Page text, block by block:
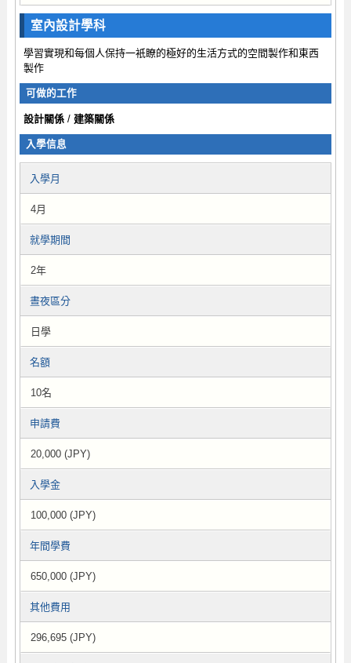
室內設計學科
學習實現和每個人保持一衹瞭的極好的生活方式的空間製作和東西
製作
可做的工作
設計關係/ 建築關係
入學信息
入學月
4月
就學期間
2年
晝夜區分
日學
名額
10名
申請費
20,000 (JPY)
入學金
100,000 (JPY)
年間學費
650,000 (JPY)
其他費用
296,695 (JPY)